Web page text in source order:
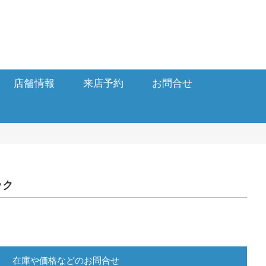
店舗情報 来店予約 お問合せ
在庫や価格などのお問合せ